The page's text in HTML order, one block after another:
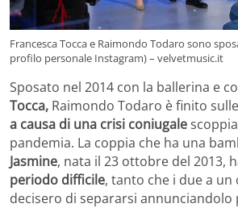
Francesca Tocca e Raimondo Todaro sono
profilo personale Instagram) – velvetmusic.it
Sposato nel 2014 con la ballerina e
Tocca, Raimondo Todaro è finito
a causa di una crisi coniugale
pandemia. La coppia che ha una
Jasmine, nata il 23 ottobre del 2013,
periodo difficile, tanto che i due a
decisero di separarsi annunciandolo